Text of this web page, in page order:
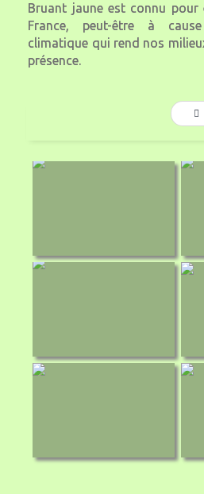
Bruant jaune est connu pour
France, peut-être à
climatique qui rend nos
présence.